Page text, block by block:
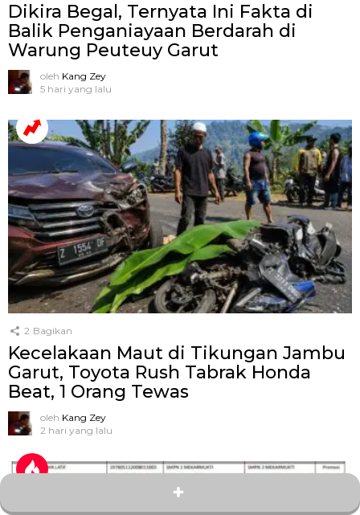
Dikira Begal, Ternyata Ini Fakta di
Balik Penganiayaan Berdarah di
Warung Peuteuy Garut
oleh Kang Zey
5 hari yang lalu
2 Bagikan
Kecelakaan Maut di Tikungan Jambu
Garut, Toyota Rush Tabrak Honda
Beat, 1 Orang Tewas
oleh Kang Zey
2 hari yang lalu